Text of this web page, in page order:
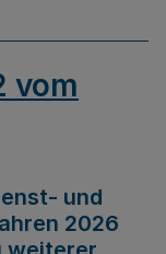
vom
und
2026